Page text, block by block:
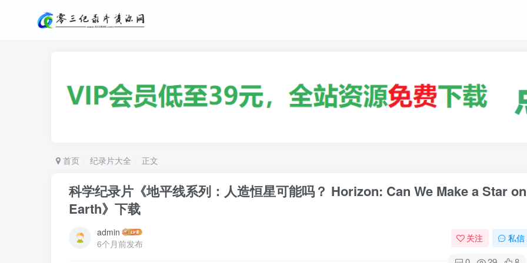
首页 纪录片大全 正文
科学纪录片《地平线系列：人造恒星可能吗？ Horizon: Can We Make a Star on
Earth》下载
admin
6个月前发布
关注 私信